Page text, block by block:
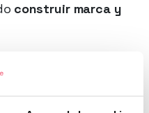
construir marca y
pagada, pero
estructurales.